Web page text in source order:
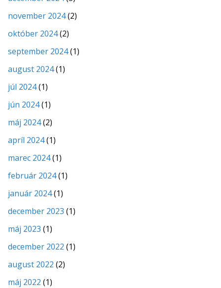
november 2024(2)
október 2024(2)
september 2024(1)
august 2024(1)
júl 2024(1)
jún 2024(1)
máj 2024(2)
apríl 2024(1)
marec 2024(1)
február 2024(1)
január 2024(1)
december 2023 (1)
máj 2023 (1)
december 2022 (1)
august 2022 (2)
máj 2022 (1)